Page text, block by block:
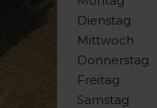
Dienstag
Mittwoch
Donnerstag
Freitag
Samstag